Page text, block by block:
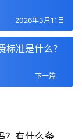
2026年3月11日
准是什么？
下一篇